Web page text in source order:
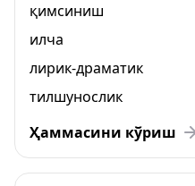
қимсиниш
илча
лирик-драматик
тилшунослик
Ҳаммасини кўриш